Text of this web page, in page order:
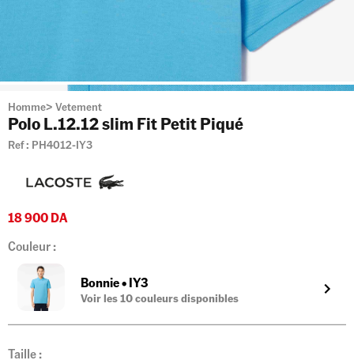
Homme> Vetement
Polo L.12.12 slim Fit Petit Piqué
Ref : PH4012-IY3
18 900DA
Couleur :
Bonnie•IY3
Voir les10couleurs disponibles
Taille :